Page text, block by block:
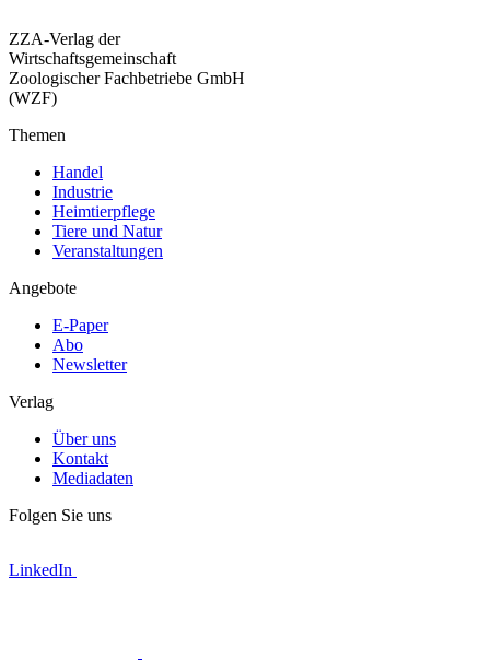
ZZA-Verlag der
Wirtschaftsgemeinschaft
Zoologischer Fachbetriebe GmbH
(WZF)
Themen
Handel
Industrie
Heimtierpflege
Tiere und Natur
Veranstaltungen
Angebote
E-Paper
Abo
Newsletter
Verlag
Über uns
Kontakt
Mediadaten
Folgen Sie uns
LinkedIn